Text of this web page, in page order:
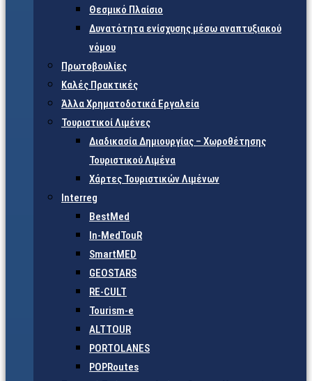
Θεσμικό Πλαίσιο
Δυνατότητα ενίσχυσης μέσω αναπτυξιακού
νόμου
Πρωτοβουλίες
Καλές Πρακτικές
Άλλα Χρηματοδοτικά Εργαλεία
Τουριστικοί Λιμένες
Διαδικασία Δημιουργίας – Χωροθέτησης
Τουριστικού Λιμένα
Χάρτες Τουριστικών Λιμένων
Interreg
BestMed
In-MedTouR
SmartMED
GEOSTARS
RE-CULT
Tourism-e
ALTTOUR
PORTOLANES
POPRoutes